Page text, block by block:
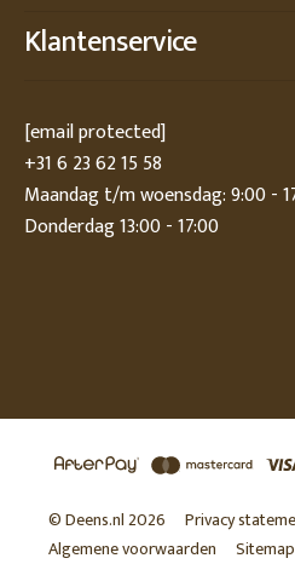
Klantenservice
[email protected]
+31 6 23 62 15 58
Maandag t/m woensdag: 9:00 -
Donderdag 13:00 - 17:00
© Deens.nl 2026 Privacy
Algemene voorwaarden
Sitemap